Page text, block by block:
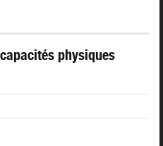
physiques